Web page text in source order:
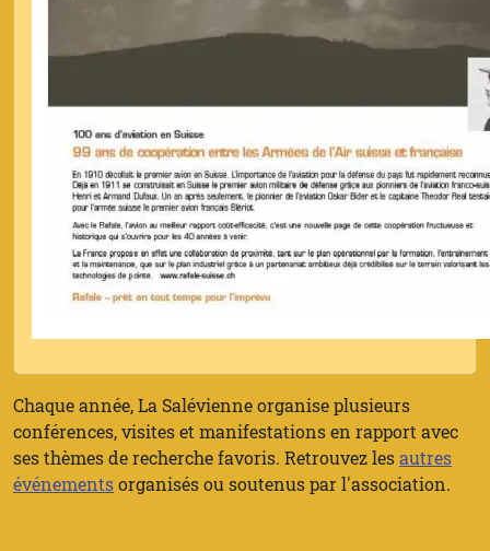
Chaque année, La Salévienne organise plusieurs
conférences, visites et manifestations en rapport avec
ses thèmes de recherche favoris. Retrouvez lesautres
événementsorganisés ou soutenus par l'association.